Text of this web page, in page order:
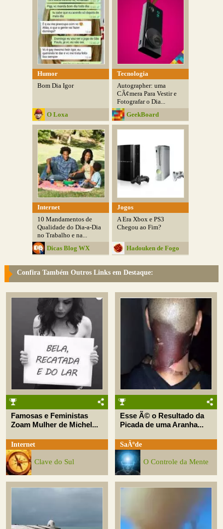
Humor
Bom Dia Igor
O Loxa
Tecnologia
Autographer: uma
CÃ¢mera Para Vestir e
Fotografar o Dia...
GeekBoard
Internet
10 Mandamentos de
Qualidade do Dia-a-Dia
no Trabalho e na...
Dicas Blog WX
Jogos
A Era Xbox e PS3
Chegou ao Fim?
Hadouken de Fogo
Confira Também Outros Links em Destaque:
Famosas e Feministas
Zoam Mulher de Michel...
Internet
Clave do Sul
Esse Ã© o Resultado da
Picada de uma Aranha...
SaÃºde
O Controle da Mente